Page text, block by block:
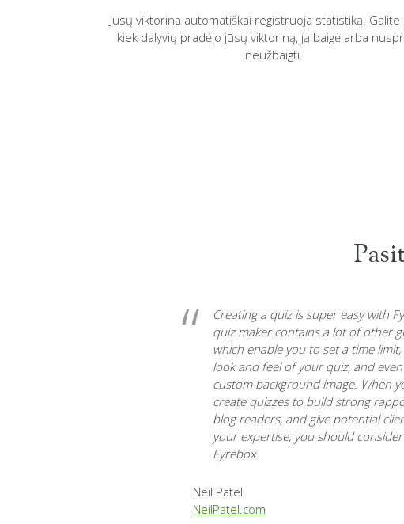
Jūsų viktorina automatiškai registruoja statistiką. Galite
kiek dalyvių pradėjo jūsų viktoriną, ją baigė arba
neužbaigti.
Creating a quiz is super easy with
quiz maker contains a lot of other
which enable you to set a time
look and feel of your quiz, and
custom background image. When
create quizzes to build strong
blog readers, and give potential
your expertise, you should
Fyrebox.
Neil Patel,
NeilPatel.com